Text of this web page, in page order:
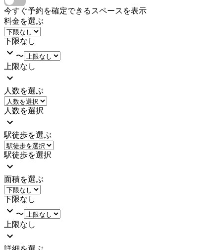
今すぐ予約を確定できるスペースを表示
料金を選ぶ
下限なし
〜
上限なし
人数を選ぶ
人数を選択
駅徒歩を選ぶ
駅徒歩を選択
面積を選ぶ
下限なし
〜
上限なし